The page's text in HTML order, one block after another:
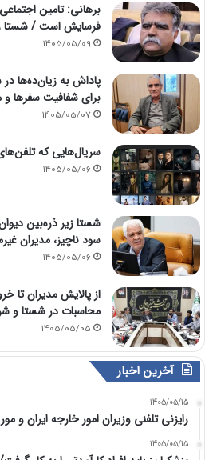
برهانی: تامین
فرسایش است / شستا
1405/05/09
پاداش به زیان‌ده‌ها
برای شفافیت سفرها و
1405/05/07
سریال‌هایی که
1405/05/06
شستا زیر ذره‌بین
سود ناچیز، مدیران
1405/05/06
از پالایش مدیران تا
محاسبات در شستا و
1405/05/05
آخرین اخبار
1405/05/15
رایزنی تلفنی وزیران امور خارجه ایران و
1405/05/15